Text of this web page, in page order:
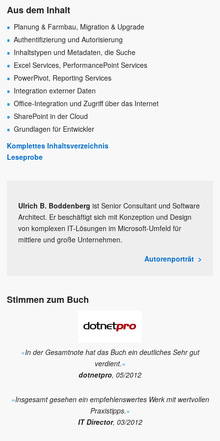
Aus dem Inhalt
Planung & Farmbau, Migration & Upgrade
Authentifizierung und Autorisierung
Inhaltstypen und Metadaten, die Suche
Excel Services, PerformancePoint Services
PowerPivot, Reporting Services
Integration externer Daten
Office-Integration und Zugriff über das Internet
SharePoint in der Cloud
Grundlagen für Entwickler
Komplettes Inhaltsverzeichnis
Leseprobe
Ulrich B. Boddenberg ist Senior Consultant und Software
Architect. Er beschäftigt sich mit Konzeption und Design
von komplexen IT-Lösungen im Microsoft-Umfeld für
mittlere und große Unternehmen.
Autorenporträt
Stimmen zum Buch
»In der Gesamtnote hat das Buch ein deutliches Sehr gut
verdient.«
dotnetpro, 05/2012
»Insgesamt gesehen ein empfehlenswertes Werk mit wertvollen
Praxistipps.«
IT Director, 03/2012